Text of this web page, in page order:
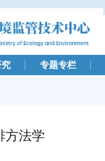
专题专栏
方法学